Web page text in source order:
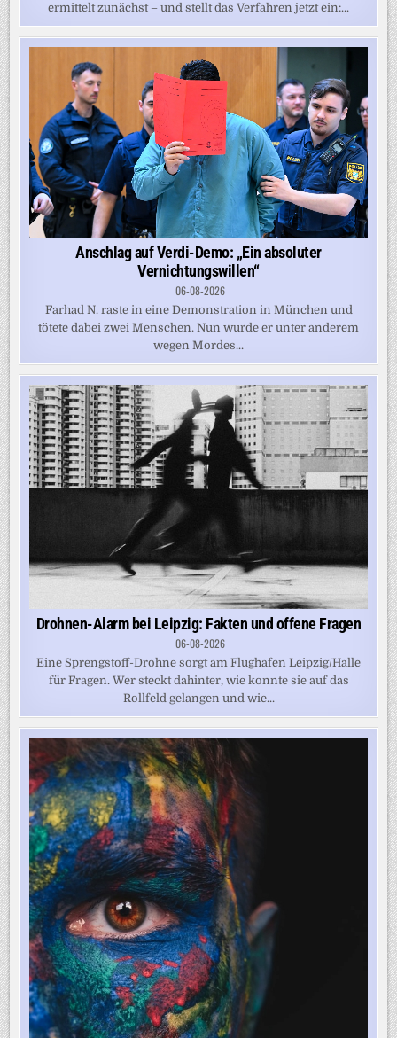
ermittelt zunächst – und stellt das Verfahren jetzt ein:...
Anschlag auf Verdi-Demo: „Ein absoluter
Vernichtungswillen“
06-08-2026
Farhad N. raste in eine Demonstration in München und
tötete dabei zwei Menschen. Nun wurde er unter anderem
wegen Mordes...
Drohnen-Alarm bei Leipzig: Fakten und offene Fragen
06-08-2026
Eine Sprengstoff-Drohne sorgt am Flughafen Leipzig/Halle
für Fragen. Wer steckt dahinter, wie konnte sie auf das
Rollfeld gelangen und wie...